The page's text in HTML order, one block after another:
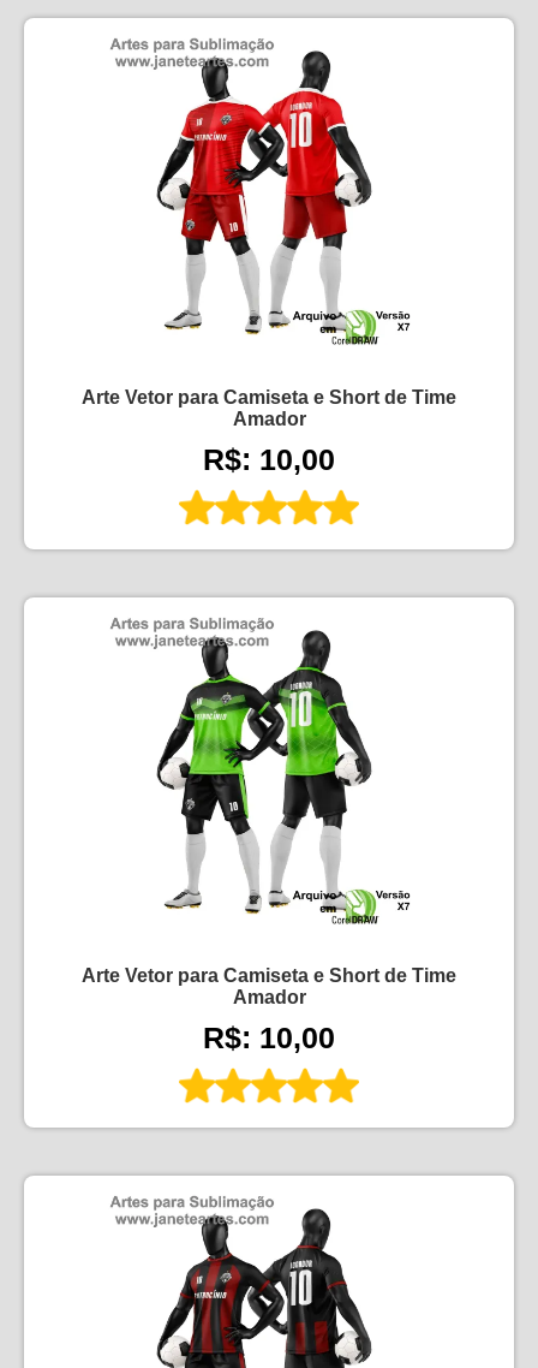
Arte Vetor para Camiseta e Short de Time
Amador
R$: 10,00
Arte Vetor para Camiseta e Short de Time
Amador
R$: 10,00